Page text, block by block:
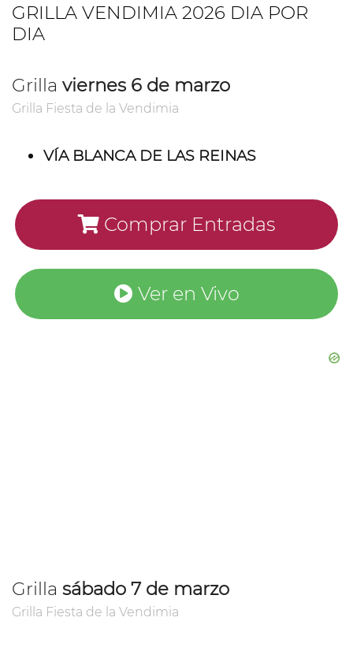
GRILLA VENDIMIA 2026 DIA POR
DIA
Grilla viernes 6 de marzo
Grilla Fiesta de la Vendimia
VÍA BLANCA DE LAS REINAS
Comprar Entradas
Ver en Vivo
Grilla sábado 7 de marzo
Grilla Fiesta de la Vendimia